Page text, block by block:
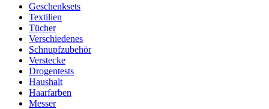
Geschenksets
Textilien
Tücher
Verschiedenes
Schnupfzubehör
Verstecke
Drogentests
Haushalt
Haarfarben
Messer